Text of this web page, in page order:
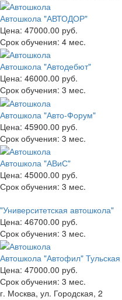
Автошкола "АВТОДОР"
Цена: 47000.00 руб.
Срок обучения: 4 мес.
Автошкола "Автодебют"
Цена: 46000.00 руб.
Срок обучения: 3 мес.
Автошкола "Авто-Форум"
Цена: 45900.00 руб.
Срок обучения: 3 мес.
Автошкола "АВиС"
Цена: 45000.00 руб.
Срок обучения: 3 мес.
"Университетская автошкола"
Цена: 46700.00 руб.
Срок обучения: 3 мес.
Автошкола "Автофил" Тульская
Цена: 47000.00 руб.
Срок обучения: 3 мес.
г. Москва, ул. Городская, 2